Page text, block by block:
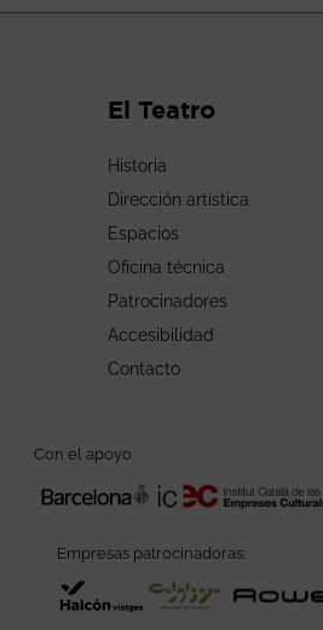
El Teatro
Historia
Dirección artística
Espacios
Oficina técnica
Patrocinadores
Accesibilidad
Contacto
Con el apoyo
Empresas patrocinadoras:
Abre en nuevaAbre en